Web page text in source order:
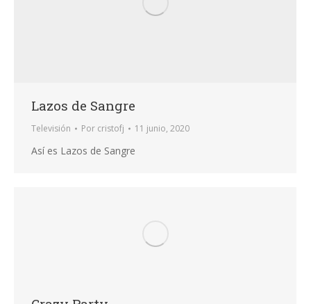
Lazos de Sangre
Televisión Por cristofj 11 junio, 2020
Así es Lazos de Sangre